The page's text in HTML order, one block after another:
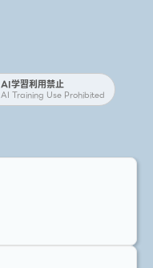
AI学習利用禁止
AI Training Use Prohibited